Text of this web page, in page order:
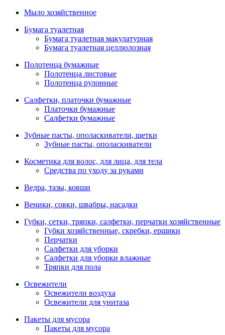
Мыло хозяйственное
Бумага туалетная
Бумага туалетная макулатурная
Бумага туалетная целлюлозная
Полотенца бумажные
Полотенца листовые
Полотенца рулонные
Салфетки, платочки бумажные
Платочки бумажные
Салфетки бумажные
Зубные пасты, ополаскиватели, щетки
Зубные пасты, ополаскиватели
Косметика для волос, для лица, для тела
Средства по уходу за руками
Ведра, тазы, ковши
Веники, совки, швабры, насадки
Губки, сетки, тряпки, салфетки, перчатки хозяйственные
Губки хозяйственные, скребки, ершики
Перчатки
Салфетки для уборки
Салфетки для уборки влажные
Тряпки для пола
Освежители
Освежители воздуха
Освежители для унитаза
Пакеты для мусора
Пакеты для мусора